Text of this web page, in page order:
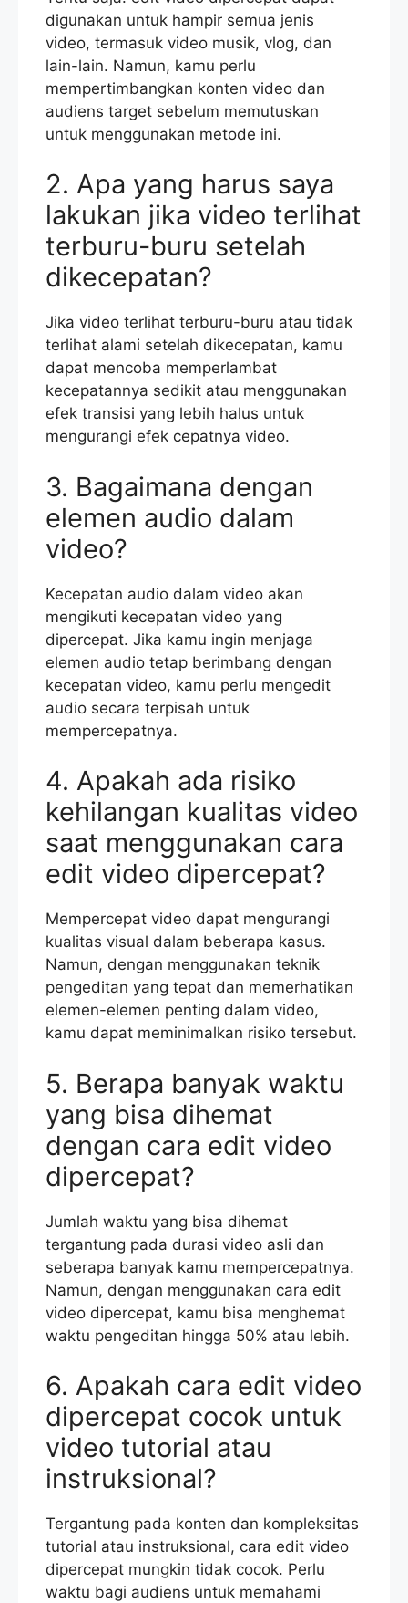
digunakan untuk hampir semua jenis
video, termasuk video musik, vlog, dan
lain-lain. Namun, kamu perlu
mempertimbangkan konten video dan
audiens target sebelum memutuskan
untuk menggunakan metode ini.
2. Apa yang harus saya
lakukan jika video terlihat
terburu-buru setelah
dikecepatan?
Jika video terlihat terburu-buru atau tidak
terlihat alami setelah dikecepatan, kamu
dapat mencoba memperlambat
kecepatannya sedikit atau menggunakan
efek transisi yang lebih halus untuk
mengurangi efek cepatnya video.
3. Bagaimana dengan
elemen audio dalam
video?
Kecepatan audio dalam video akan
mengikuti kecepatan video yang
dipercepat. Jika kamu ingin menjaga
elemen audio tetap berimbang dengan
kecepatan video, kamu perlu mengedit
audio secara terpisah untuk
mempercepatnya.
4. Apakah ada risiko
kehilangan kualitas video
saat menggunakan cara
edit video dipercepat?
Mempercepat video dapat mengurangi
kualitas visual dalam beberapa kasus.
Namun, dengan menggunakan teknik
pengeditan yang tepat dan memerhatikan
elemen-elemen penting dalam video,
kamu dapat meminimalkan risiko tersebut.
5. Berapa banyak waktu
yang bisa dihemat
dengan cara edit video
dipercepat?
Jumlah waktu yang bisa dihemat
tergantung pada durasi video asli dan
seberapa banyak kamu mempercepatnya.
Namun, dengan menggunakan cara edit
video dipercepat, kamu bisa menghemat
waktu pengeditan hingga 50% atau lebih.
6. Apakah cara edit video
dipercepat cocok untuk
video tutorial atau
instruksional?
Tergantung pada konten dan kompleksitas
tutorial atau instruksional, cara edit video
dipercepat mungkin tidak cocok. Perlu
waktu bagi audiens untuk memahami